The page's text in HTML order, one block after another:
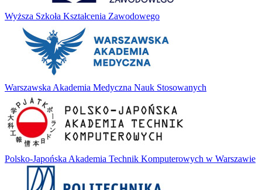
Wyższa Szkoła Kształcenia Zawodowego
Warszawska Akademia Medyczna Nauk Stosowanych
Polsko-Japońska Akademia Technik Komputerowych w Warszawie